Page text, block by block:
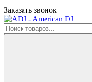
Заказать звонок